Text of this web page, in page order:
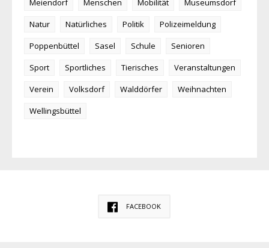
Meiendorf
Menschen Mobilität
Museumsdorf
Natur
Natürliches Politik
Polizeimeldung
Poppenbüttel
Sasel Schule
Senioren
Sport
Sportliches Tierisches
Veranstaltungen
Verein
Volksdorf Walddörfer
Weihnachten
Wellingsbüttel
FACEBOOK